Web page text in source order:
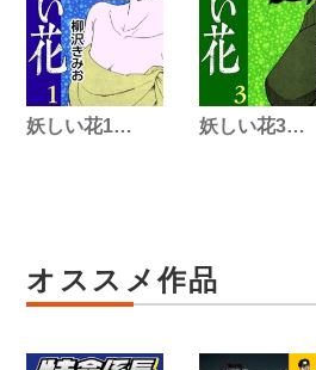
妖しい花1… 妖しい花3…
オススメ作品